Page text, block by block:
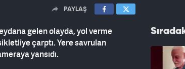
PAYLAŞ
gelen olayda, yol verme
çarptı. Yere savrulan
yansıdı.